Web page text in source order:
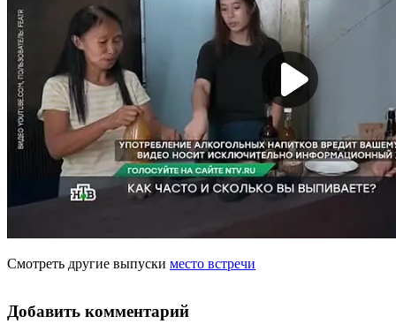
Смотреть другие выпуски место встречи
Добавить комментарий